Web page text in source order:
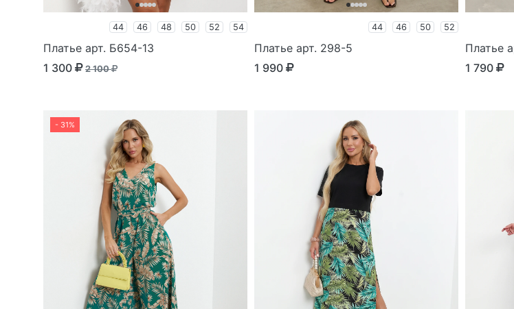
44 46 48 50 52 54
Платье арт. Б654-13
1 300
2 100
44 46 50 52
Платье арт. 298-5
1 990
Платье
1 790
- 31%